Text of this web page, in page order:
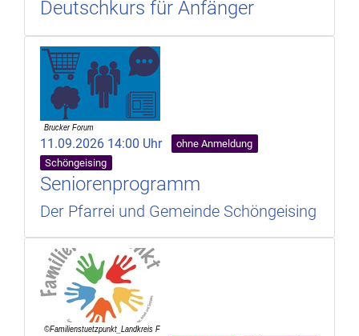
Deutschkurs für Anfänger
11.09.2026 14:00 Uhr
ohne Anmeldung
Schöngeising
Seniorenprogramm
Der Pfarrei und Gemeinde Schöngeising